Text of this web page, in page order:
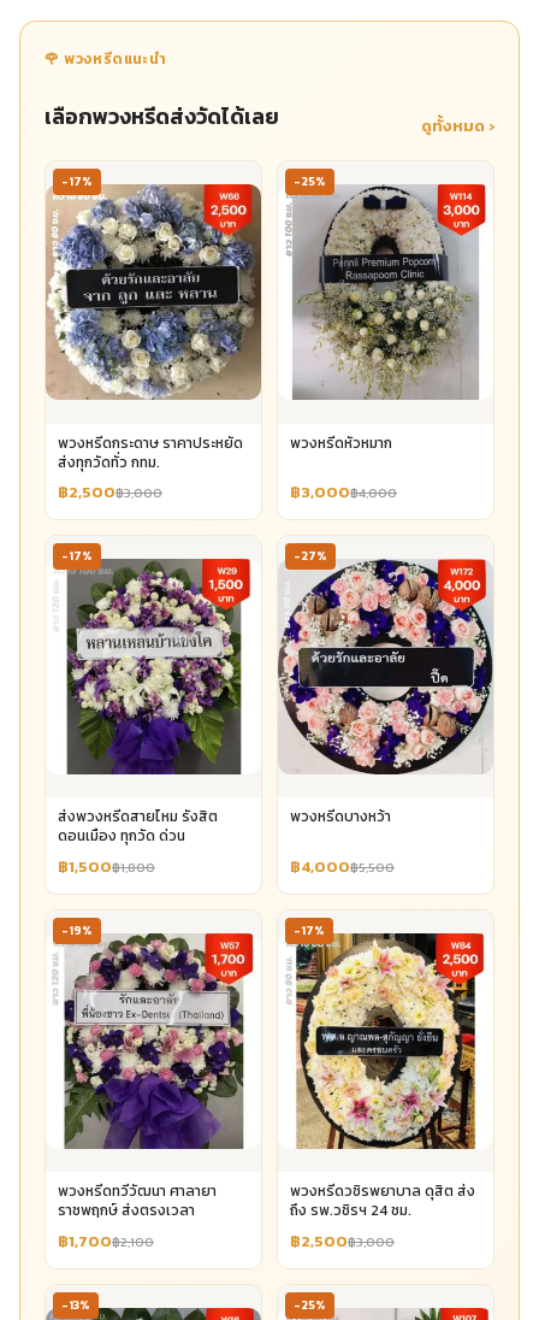
🌹 พวงหรีดแนะนำ
เลือกพวงหรีดส่งวัดได้เลย ดูทั้งหมด ›
-17%
พวงหรีดกระดาษ ราคาประหยัด
ส่งทุกวัดทั่ว กทม.
฿2,500฿3,000
-25%
พวงหรีดหัวหมาก
฿3,000฿4,000
-17%
ส่งพวงหรีดสายไหม รังสิต
ดอนเมือง ทุกวัด ด่วน
฿1,500฿1,800
-27%
พวงหรีดบางหว้า
฿4,000฿5,500
-19%
พวงหรีดทวีวัฒนา ศาลายา
ราชพฤกษ์ ส่งตรงเวลา
฿1,700฿2,100
-17%
พวงหรีดวชิรพยาบาล ดุสิต ส่ง
ถึง รพ.วชิรฯ 24 ชม.
฿2,500฿3,000
-13% -25%